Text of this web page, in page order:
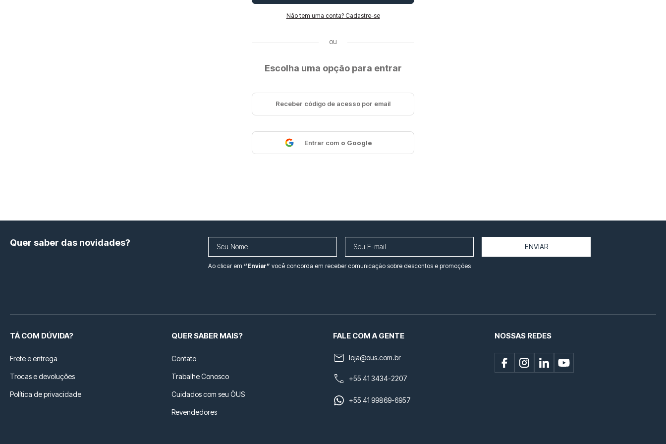
Escolha uma opção para entrar
Receber código de acesso por email
Entrar com Google
Não tem uma conta? Cadastre-se
Quer saber das novidades? ENVIAR
Ao clicar em “Enviar” você concorda em receber comunicação sobre descontos e promoções
TÁ COM DÚVIDA?
Frete e entrega
Trocas e devoluções
Política de privacidade
QUER SABER MAIS?
Contato
Trabalhe Conosco
Cuidados com seu ÖUS
Revendedores
FALE COM A GENTE
loja@ous.com.br
+55 41 3434-2207
+55 41 99869-6957
NOSSAS REDES